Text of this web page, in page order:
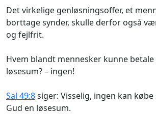
Det virkelige genløsningsoffer, et
borttage synder, skulle derfor også
og fejlfrit.
Hvem blandt mennesker kunne betale
løsesum? – ingen!
Sal 49:8siger: Visselig, ingen kan
Gud en løsesum.